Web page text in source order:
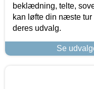
beklædning, telte,
kan løfte din næste tur
deres udvalg.
Se